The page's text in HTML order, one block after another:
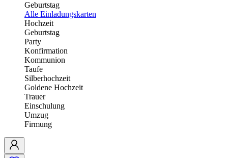
Geburtstag
Alle Einladungskarten
Hochzeit
Geburtstag
Party
Konfirmation
Kommunion
Taufe
Silberhochzeit
Goldene Hochzeit
Trauer
Einschulung
Umzug
Firmung